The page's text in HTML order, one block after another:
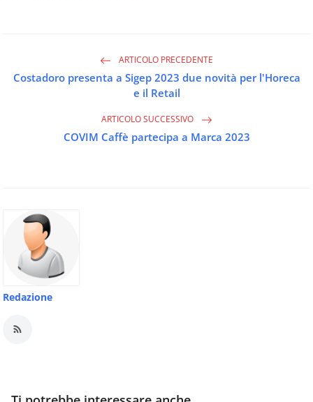
ARTICOLO PRECEDENTE
Costadoro presenta a Sigep 2023 due novità per l'Horeca
e il Retail
ARTICOLO SUCCESSIVO
COVIM Caffè partecipa a Marca 2023
Redazione